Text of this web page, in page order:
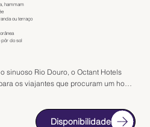
hammam
ou terraço
pôr do sol
sinuoso Rio Douro, o Octant Hotels
os viajantes que procuram um hotel
uma imersão total numa das mais
Disponibilidade